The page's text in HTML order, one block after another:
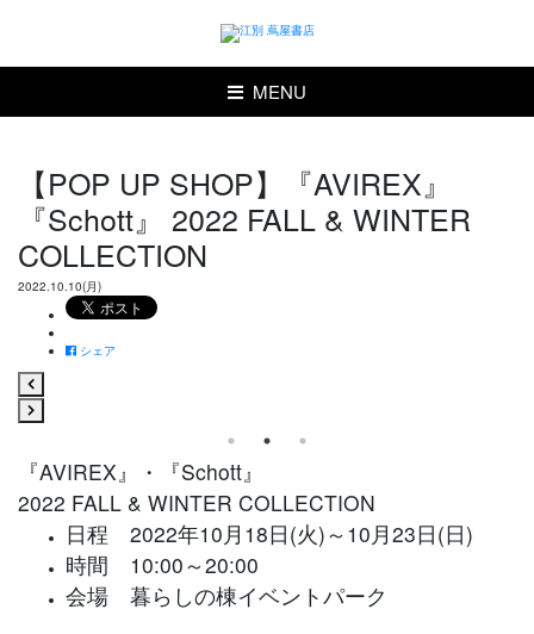
MENU
【POP UP SHOP】『AVIREX』
『Schott』 2022 FALL & WINTER
COLLECTION
2022.10.10(月)
シェア
『AVIREX』・『Schott』
2022 FALL & WINTER COLLECTION
日程 2022年10月18日(火)～10月23日(日)
時間 10:00～20:00
会場 暮らしの棟イベントパーク